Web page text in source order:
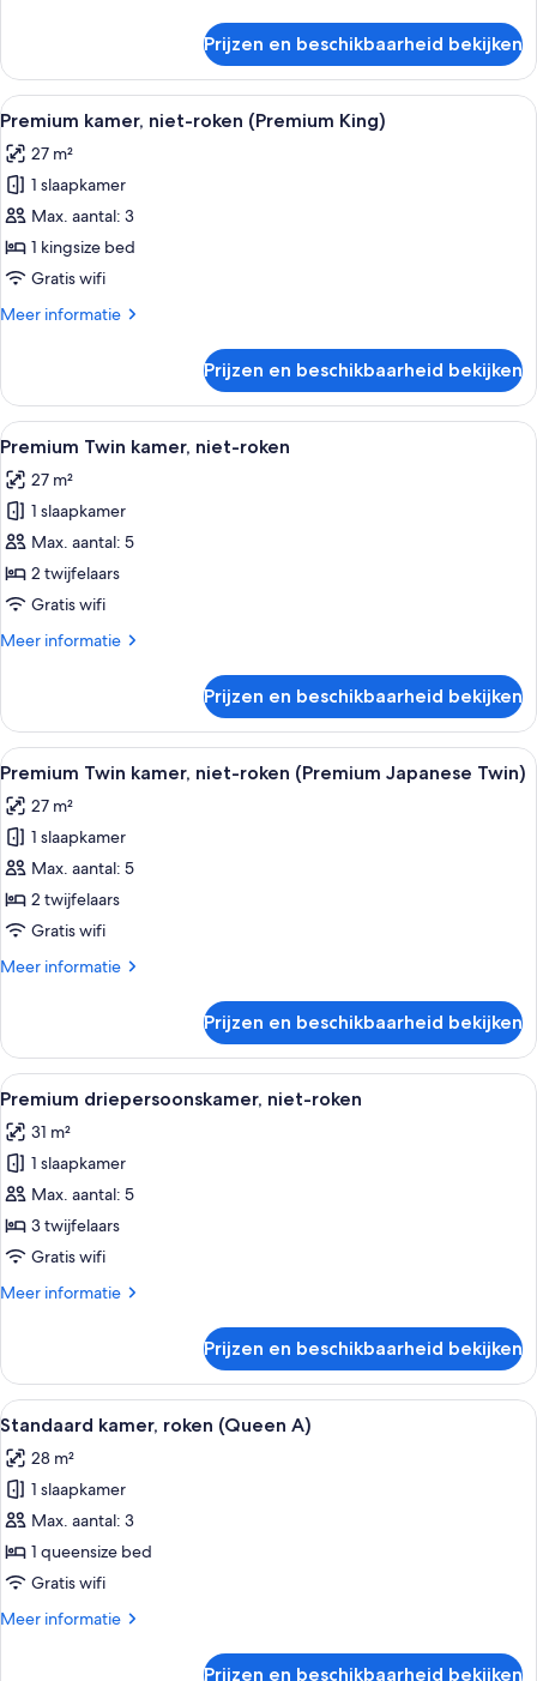
28
Square
Meters
/
B
laden
Twin
Room,
Non-
28
Square
Meters
/
B
Prijzen en beschikbaarheid bekijken
Alle
foto's
voor
Premium
kamer,
niet-
roken
King)
Een hotelkamer met een groot bed,
4
Premium kamer, niet-roken (Premium King)
27 m²
1 slaapkamer
Max. aantal: 3
1 kingsize bed
Gratis wifi
Meer informatie
Meer
kamer,
niet-
roken
King)
Prijzen en beschikbaarheid bekijken
Alle
foto's
voor
Premium
Twin
kamer,
niet-
laden
Een hotelkamer met twee bedden,
7
Premium Twin kamer, niet-roken
27 m²
1 slaapkamer
Max. aantal: 5
2 twijfelaars
Gratis wifi
Meer informatie
Meer
Twin
kamer,
niet-
Prijzen en beschikbaarheid bekijken
Alle
foto's
voor
Premium
Twin
kamer,
niet-
(Premium
laden
Een kluis op de kamer, een bureau,
6
Premium Twin kamer, niet-roken (Premium Japanese Twin)
27 m²
1 slaapkamer
Max. aantal: 5
2 twijfelaars
Gratis wifi
Meer informatie
Meer
Twin
kamer,
niet-
(Premium
Japanese
Twin)
Prijzen en beschikbaarheid bekijken
Alle
foto's
voor
Premium
driepersoonskamer,
niet-
roken
Een hotelkamer met twee bedden,
6
Premium driepersoonskamer, niet-roken
31 m²
1 slaapkamer
Max. aantal: 5
3 twijfelaars
Gratis wifi
Meer informatie
Meer
driepersoonskamer,
niet-
roken
Prijzen en beschikbaarheid bekijken
Alle
foto's
voor
Standaard
kamer,
roken
(Queen
laden
Een hotelkamer met een groot bed,
3
Standaard kamer, roken (Queen A)
28 m²
1 slaapkamer
Max. aantal: 3
1 queensize bed
Gratis wifi
Meer informatie
Meer
Prijzen en beschikbaarheid bekijken